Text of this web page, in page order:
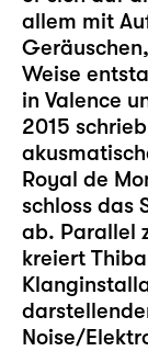
allem mit
Weise
in Valence
2015
Royal de
schloss das
ab. Parallel
kreiert
Noise/